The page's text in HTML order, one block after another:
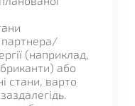
(наприклад,
або
стани, варто